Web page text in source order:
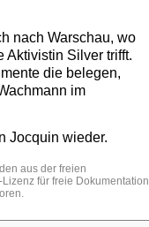
nach Warschau, wo
Aktivistin Silver trifft.
die belegen,
im
Jocquin wieder.
aus der freien
Lizenz für freie Dokumentation